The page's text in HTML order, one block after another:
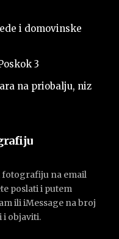
i domovinske
3
na priobalju, niz
fotografiju na email
poslati i putem
ili iMessage na broj
i objaviti.